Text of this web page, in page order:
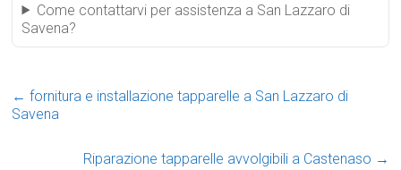
Come contattarvi per assistenza a San Lazzaro di
Savena?
← fornitura e installazione tapparelle a San Lazzaro di
Savena
Riparazione tapparelle avvolgibili a Castenaso →